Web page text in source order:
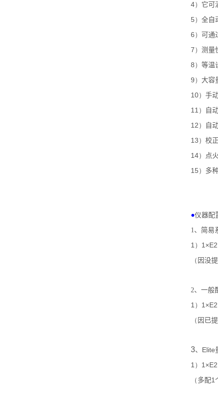
4） 它 可
5） 全自
6） 可通
7） 测量
8） 等温
9） 大容
10） 手
11） 自
12） 自
13） 校
14） 点
15） 多
●仪器配
1、简易
1）
（ 因没
2、一般
1）
（ 因已
3、 Elite
1）
（ 多配1